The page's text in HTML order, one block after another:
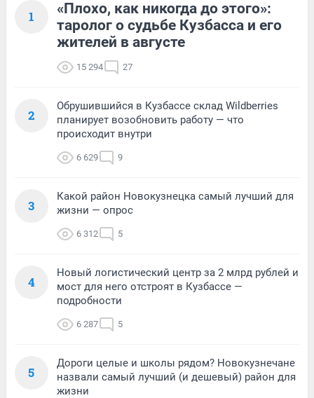
1
«Плохо, как никогда до этого»:
таролог о судьбе Кузбасса и его
жителей в августе
15 294 27
2
Обрушившийся в Кузбассе склад Wildberries
планирует возобновить работу — что
происходит внутри
6 629 9
3
Какой район Новокузнецка самый лучший для
жизни — опрос
6 312 5
4
Новый логистический центр за 2 млрд рублей и
мост для него отстроят в Кузбассе —
подробности
6 287 5
5
Дороги целые и школы рядом? Новокузнечане
назвали самый лучший (и дешевый) район для
жизни